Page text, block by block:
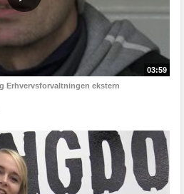
03:59
Erhvervsforvaltningen ekstern